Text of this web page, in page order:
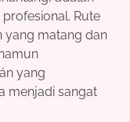
Rute
yang matang dan
yang
menjadi sangat